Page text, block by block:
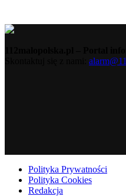
Polityka Prywatności
Polityka Cookies
Redakcja